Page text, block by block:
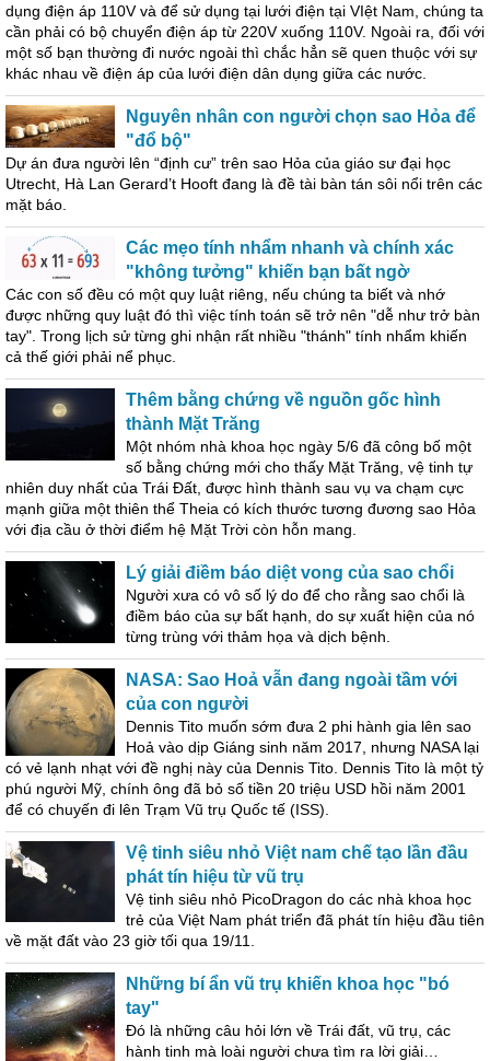
dụng điện áp 110V và để sử dụng tại lưới điện tại VIệt Nam, chúng ta
cần phải có bộ chuyển điện áp từ 220V xuống 110V. Ngoài ra, đối với
một số bạn thường đi nước ngoài thì chắc hẳn sẽ quen thuộc với sự
khác nhau về điện áp của lưới điện dân dụng giữa các nước.
Nguyên nhân con người chọn sao Hỏa để
"đổ bộ"
Dự án đưa người lên “định cư” trên sao Hỏa của giáo sư đại học
Utrecht, Hà Lan Gerard’t Hooft đang là đề tài bàn tán sôi nổi trên các
mặt báo.
Các mẹo tính nhẩm nhanh và chính xác
"không tưởng" khiến bạn bất ngờ
Các con số đều có một quy luật riêng, nếu chúng ta biết và nhớ
được những quy luật đó thì việc tính toán sẽ trở nên "dễ như trở bàn
tay". Trong lịch sử từng ghi nhận rất nhiều "thánh" tính nhẩm khiến
cả thế giới phải nể phục.
Thêm bằng chứng về nguồn gốc hình
thành Mặt Trăng
Một nhóm nhà khoa học ngày 5/6 đã công bố một
số bằng chứng mới cho thấy Mặt Trăng, vệ tinh tự
nhiên duy nhất của Trái Đất, được hình thành sau vụ va chạm cực
mạnh giữa một thiên thể Theia có kích thước tương đương sao Hỏa
với địa cầu ở thời điểm hệ Mặt Trời còn hỗn mang.
Lý giải điềm báo diệt vong của sao chổi
Người xưa có vô số lý do để cho rằng sao chổi là
điềm báo của sự bất hạnh, do sự xuất hiện của nó
từng trùng với thảm họa và dịch bệnh.
NASA: Sao Hoả vẫn đang ngoài tầm với
của con người
Dennis Tito muốn sớm đưa 2 phi hành gia lên sao
Hoả vào dịp Giáng sinh năm 2017, nhưng NASA lại
có vẻ lạnh nhạt với đề nghị này của Dennis Tito. Dennis Tito là một tỷ
phú người Mỹ, chính ông đã bỏ số tiền 20 triệu USD hồi năm 2001
để có chuyến đi lên Trạm Vũ trụ Quốc tế (ISS).
Vệ tinh siêu nhỏ Việt nam chế tạo lần đầu
phát tín hiệu từ vũ trụ
Vệ tinh siêu nhỏ PicoDragon do các nhà khoa học
trẻ của Việt Nam phát triển đã phát tín hiệu đầu tiên
về mặt đất vào 23 giờ tối qua 19/11.
Những bí ẩn vũ trụ khiến khoa học "bó
tay"
Đó là những câu hỏi lớn về Trái đất, vũ trụ, các
hành tinh mà loài người chưa tìm ra lời giải…